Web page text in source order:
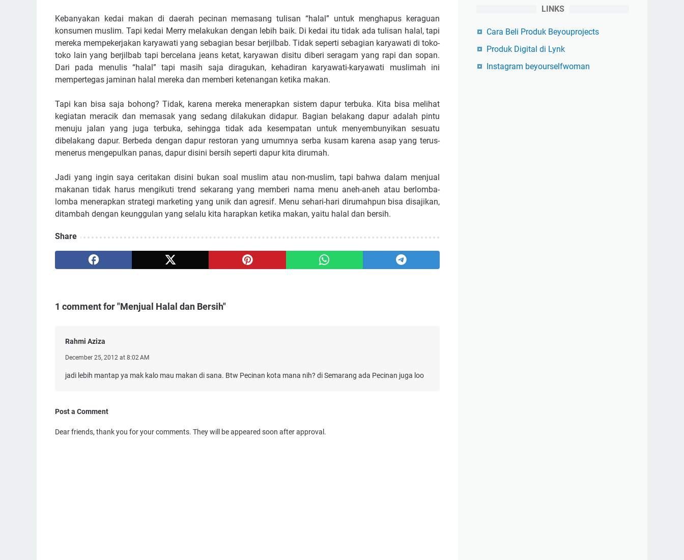
Kebanyakan kedai makan di daerah pecinan memasang tulisan “halal” untuk menghapus keraguan
konsumen muslim. Tapi kedai Merry melakukan dengan lebih baik. Di kedai itu tidak ada tulisan halal, tapi
mereka mempekerjakan karyawati yang sebagian besar berjilbab. Tidak seperti sebagian karyawati di toko-
toko lain yang berjilbab tapi bercelana jeans ketat, karyawan disitu diberi seragam yang rapi dan sopan.
Dari pada menulis “halal” tapi masih saja diragukan, kehadiran karyawati-karyawati muslimah ini
mempertegas jaminan halal mereka dan memberi ketenangan ketika makan.
Tapi kan bisa saja bohong? Tidak, karena mereka menerapkan sistem dapur terbuka. Kita bisa melihat
kegiatan meracik dan memasak yang sedang dilakukan didapur. Bagian belakang dapur adalah pintu
menuju jalan yang juga terbuka, sehingga tidak ada kesempatan untuk menyembunyikan sesuatu
dibelakang dapur. Berbeda dengan dapur restoran yang umumnya serba kusam karena asap yang terus-
menerus mengepulkan panas, dapur disini bersih seperti dapur kita dirumah.
Jadi yang ingin saya ceritakan disini bukan soal muslim atau non-muslim, tapi bahwa dalam menjual
makanan tidak harus mengikuti trend sekarang yang memberi nama menu aneh-aneh atau berlomba-
lomba menerapkan strategi marketing yang unik dan agresif. Menu sehari-hari dirumahpun bisa disajikan,
ditambah dengan keunggulan yang selalu kita harapkan ketika makan, yaitu halal dan bersih.
Share
1 comment for "Menjual Halal dan Bersih"
Rahmi Aziza
December 25, 2012 at 8:02 AM
jadi lebih mantap ya mak kalo mau makan di sana. Btw Pecinan kota mana nih? di Semarang ada Pecinan juga loo
Post a Comment
Dear friends, thank you for your comments. They will be appeared soon after approval.
LINKS
Cara Beli Produk Beyouprojects
Produk Digital di Lynk
Instagram beyourselfwoman